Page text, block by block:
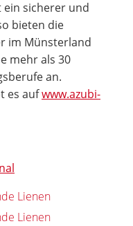
sicherer und
bieten die
im Münsterland
mehr als 30
an.
es aufwww.azubi-
Lienen
Lienen